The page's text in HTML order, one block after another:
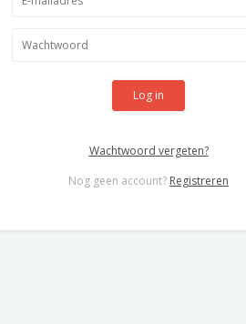
Log in
Wachtwoord vergeten?
Nog geen account? Registreren